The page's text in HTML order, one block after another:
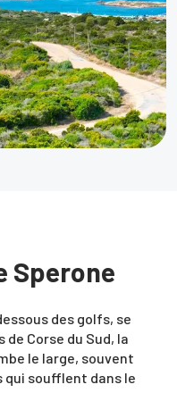
Sperone
des golfs, se
de Corse du Sud, la
le large, souvent
qui soufflent dans le